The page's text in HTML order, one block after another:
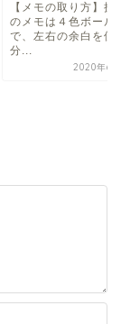
【司法試験】写経が
すめでない4つの理